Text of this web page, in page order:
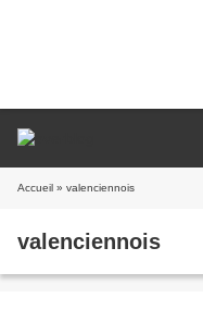
Accueil » valenciennois
valenciennois